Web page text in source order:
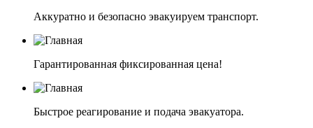
Аккуратно и безопасно эвакуируем транспорт.
Гарантированная фиксированная цена!
Быстрое реагирование и подача эвакуатора.